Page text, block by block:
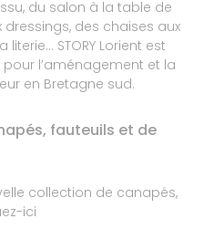
service et de produit. Je
du salon à la table de
des chaises aux
STORY Lorient est
l’aménagement et la
en Bretagne sud.
fauteuils et de
collection de canapés,
ici